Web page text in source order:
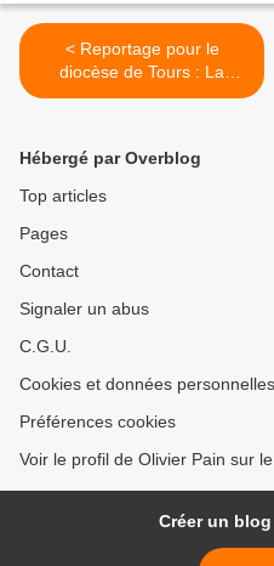
< Reportage pour le
diocèse de Tours : La
messe d'installation de Mgr
Hébergé par Overblog
Top articles
Pages
Contact
Signaler un abus
C.G.U.
Cookies et données personnelles
Préférences cookies
Voir le profil de Olivier Pain sur
Créer un